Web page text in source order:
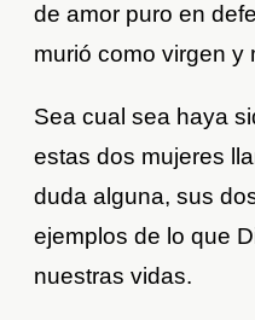
de amor puro en
murió como virgen y
Sea cual sea haya
estas dos mujeres
duda alguna, sus
ejemplos de lo que
nuestras vidas.